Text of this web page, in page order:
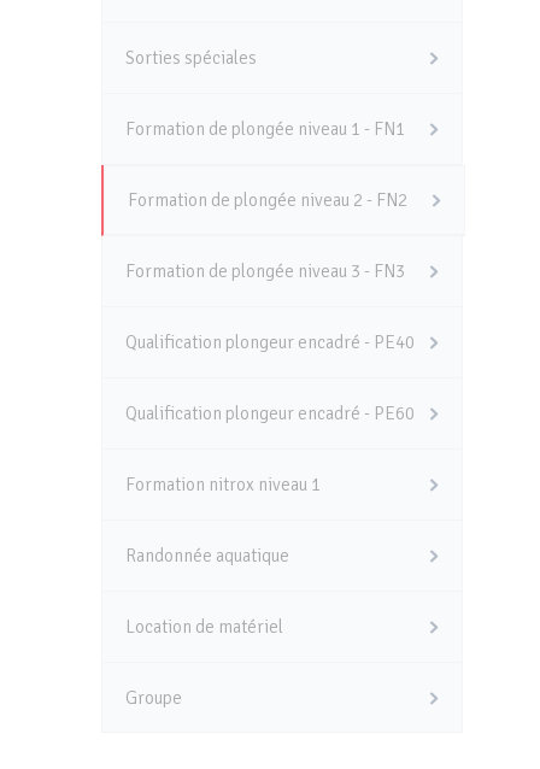
Sorties spéciales
Formation de plongée niveau 1 - FN1
Formation de plongée niveau 2 - FN2
Formation de plongée niveau 3 - FN3
Qualification plongeur encadré - PE40
Qualification plongeur encadré - PE60
Formation nitrox niveau 1
Randonnée aquatique
Location de matériel
Groupe